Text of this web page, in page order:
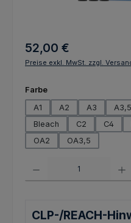
Regulärer Preis:
52,00 €
Preise exkl. MwSt. zzgl.
Farbeauswählen
A1
A2 A3 A3,5
Bleach
C2 C4
OA2
OA3,5
CLP-/REACH-